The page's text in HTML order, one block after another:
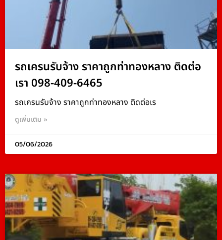
รถเครนรับจ้าง ราคาถูกท่าทองหลาง ติดต่อ
เรา 098-409-6465
รถเครนรับจ้าง ราคาถูกท่าทองหลาง ติดต่อเร
ดูเพิ่มเติม »
05/06/2026